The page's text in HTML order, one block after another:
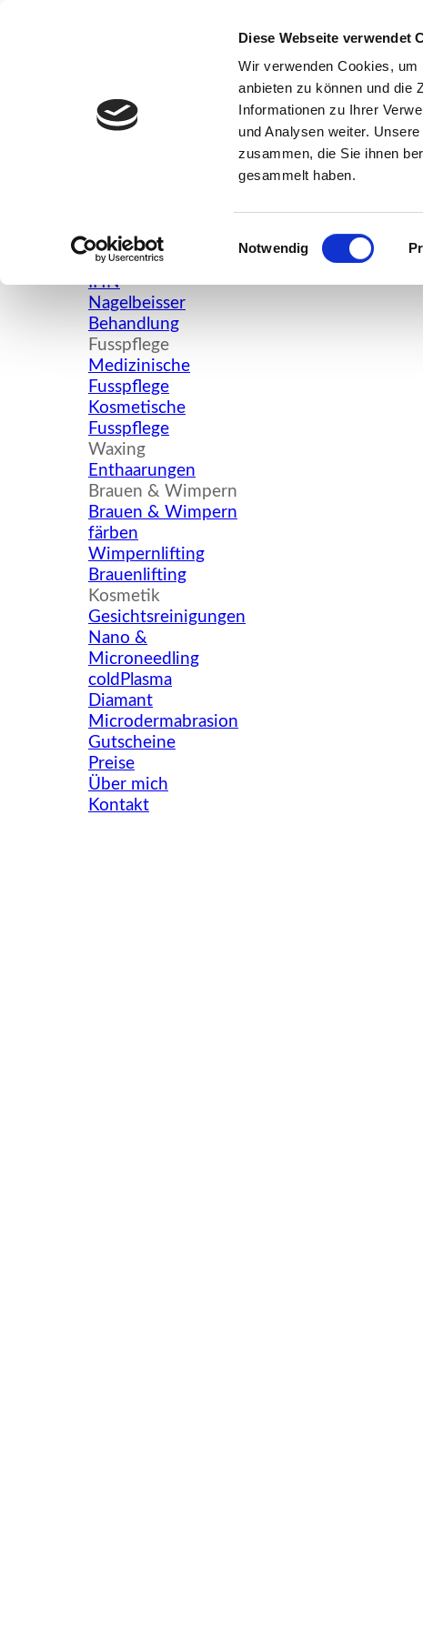
Diese Webseite verwendet
Wir verwenden Cookies,
anbieten zu können und die
Informationen zu Ihrer
und Analysen weiter.
zusammen, die Sie ihnen
gesammelt haben.
Einwilligungsauswahl
Notwendig
Fachfusspflege, Beauty & Nails
Menü überspringen
Nails & Naildesign
Maniküre für SIE &
IHN
Nagelbeisser
Behandlung
Fusspflege
Medizinische
Fusspflege
Kosmetische
Fusspflege
Waxing
Enthaarungen
Brauen & Wimpern
Brauen & Wimpern
färben
Wimpernlifting
Brauenlifting
Kosmetik
Gesichtsreinigungen
Nano &
Microneedling
coldPlasma
Diamant
Microdermabrasion
Gutscheine
Preise
Über mich
Kontakt